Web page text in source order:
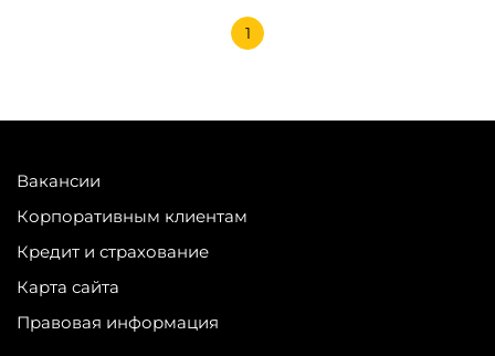
1
Вакансии
Корпоративным клиентам
Кредит и страхование
Карта сайта
Правовая информация